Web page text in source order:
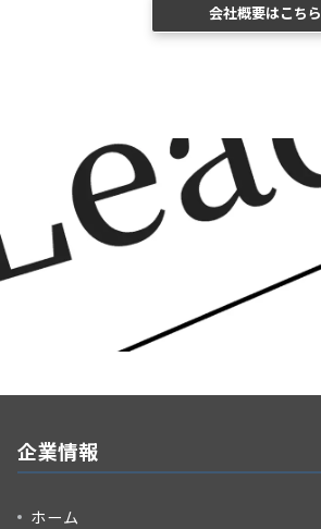
会社概要はこちら
企業情報
ホーム